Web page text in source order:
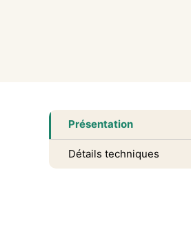
Présentation
Détails techniques